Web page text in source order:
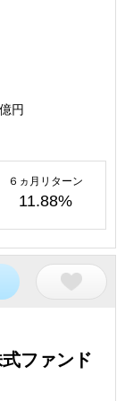
円
６ヵ月リターン
11.88%
ファンド